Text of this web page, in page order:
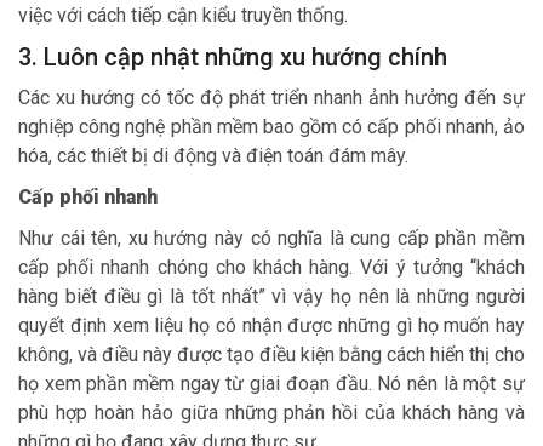
việc với cách tiếp cận kiểu truyền thống.
3. Luôn cập nhật những xu hướng chính
Các xu hướng có tốc độ phát triển nhanh ảnh hưởng đến sự
nghiệp công nghệ phần mềm bao gồm có cấp phối nhanh, ảo
hóa, các thiết bị di động và điện toán đám mây.
Cấp phối nhanh
Như cái tên, xu hướng này có nghĩa là cung cấp phần mềm
cấp phối nhanh chóng cho khách hàng. Với ý tưởng “khách
hàng biết điều gì là tốt nhất” vì vậy họ nên là những người
quyết định xem liệu họ có nhận được những gì họ muốn hay
không, và điều này được tạo điều kiện bằng cách hiển thị cho
họ xem phần mềm ngay từ giai đoạn đầu. Nó nên là một sự
phù hợp hoàn hảo giữa những phản hồi của khách hàng và